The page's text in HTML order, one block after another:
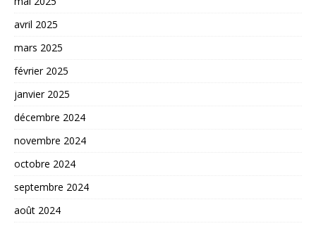
avril 2025
mars 2025
février 2025
janvier 2025
décembre 2024
novembre 2024
octobre 2024
septembre 2024
août 2024